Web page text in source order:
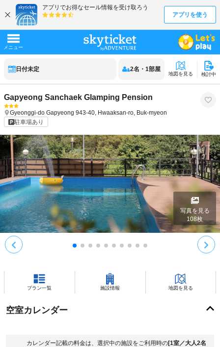
日付未定 2名 ・ 1部屋
地図を見る 検討中
Gapyeong Sanchaek Glamping Pension
Gyeonggi-do Gapyeong 943-40, Hwaaksan-ro, Buk-myeon
駐車場あり
写真を見る
108枚
プラン一覧 施設情報 地図を見る
空室カレンダー
カレンダー記載の料金は、選択中の施設をご利用時の[1室／大人2名